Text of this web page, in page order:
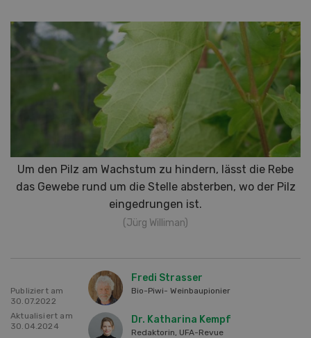
Um den Pilz am Wachstum zu hindern, lässt die Rebe
das Gewebe rund um die Stelle absterben, wo der Pilz
eingedrungen ist.
(Jürg Williman)
Publiziert am
30.07.2022
Aktualisiert am
30.04.2024
Fredi Strasser
Bio-Piwi- Weinbaupionier
Dr. Katharina Kempf
Redaktorin, UFA-Revue